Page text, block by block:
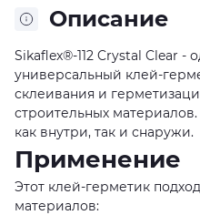
Описание
Sikaflex®-112 Crystal Clear -
универсальный клей-
склеивания и
строительных
как внутри, так и снаружи.
Применение
Этот клей-герметик
материалов: